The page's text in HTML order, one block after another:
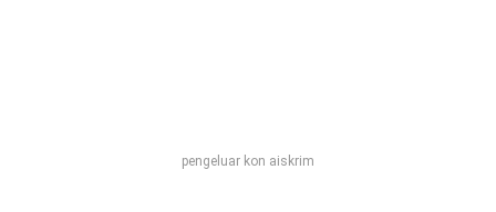
pengeluar kon aiskrim